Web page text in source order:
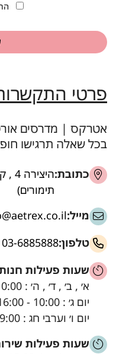
פרטי
אטרקס | מדרסים
בכל שאלה תרגישו
כתובת:
תימורים)
מייל:
טלפון:03-6885888
שעות פעילות
א׳ , ב׳ , ד׳ , ה׳ : 10:00 - 18:30
יום ג׳ : 10:00 - 16:00
יום ו׳ וערבי חג : 9:00 - 13:30
שעות פעילות